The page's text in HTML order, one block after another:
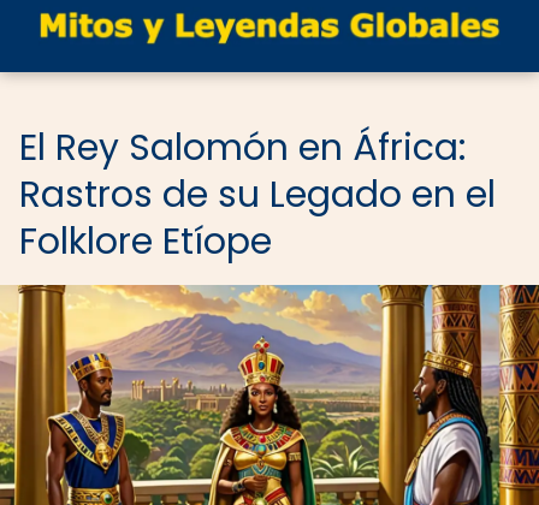
El Rey Salomón en África:
Rastros de su Legado en el
Folklore Etíope